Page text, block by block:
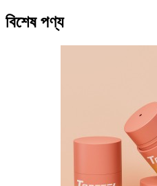
বিশেষ পণ্য